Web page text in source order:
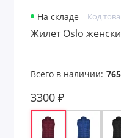
На складе Код
Жилет Oslo
Всего в наличии:
3300 ₽